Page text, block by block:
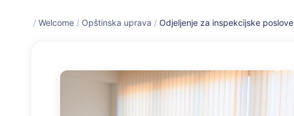
/ Welcome / Opštinska uprava / Odjeljenje za inspekcijske poslove